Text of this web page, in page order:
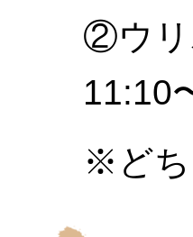
②ウ
11:10
※どち